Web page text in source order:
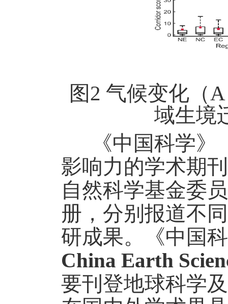
图2 气候变化（
域生境
《中国科学》
影响力的学术期
自然科学基金委
册，分别报道不
研成果。《中国
China Earth
要刊登地球科学